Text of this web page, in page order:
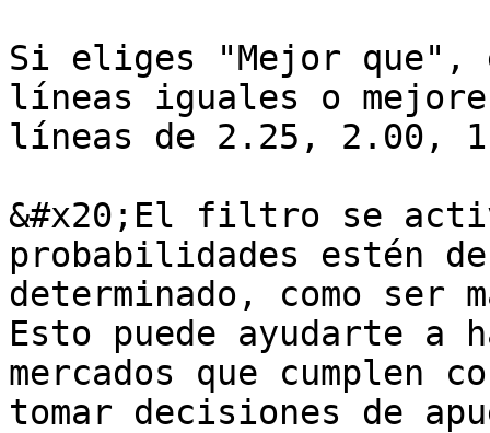
Si eliges "Mejor
líneas iguales o
líneas de 2.25, 2.00,
&#x20;El filtro se
probabilidades estén
determinado, como ser
Esto puede ayudarte a
mercados que cumplen
tomar decisiones de